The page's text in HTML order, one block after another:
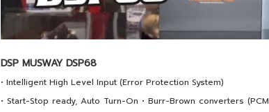
DSP MUSWAY DSP68
• Intelligent High Level Input (Error Protection System)
• Start-Stop ready, Auto Turn-On • Burr-Brown converters